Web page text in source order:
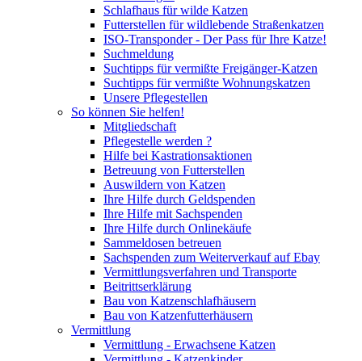
Schlafhaus für wilde Katzen
Futterstellen für wildlebende Straßenkatzen
ISO-Transponder - Der Pass für Ihre Katze!
Suchmeldung
Suchtipps für vermißte Freigänger-Katzen
Suchtipps für vermißte Wohnungskatzen
Unsere Pflegestellen
So können Sie helfen!
Mitgliedschaft
Pflegestelle werden ?
Hilfe bei Kastrationsaktionen
Betreuung von Futterstellen
Auswildern von Katzen
Ihre Hilfe durch Geldspenden
Ihre Hilfe mit Sachspenden
Ihre Hilfe durch Onlinekäufe
Sammeldosen betreuen
Sachspenden zum Weiterverkauf auf Ebay
Vermittlungsverfahren und Transporte
Beitrittserklärung
Bau von Katzenschlafhäusern
Bau von Katzenfutterhäusern
Vermittlung
Vermittlung - Erwachsene Katzen